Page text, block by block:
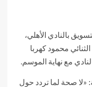
بالنادي الأهلي،
محمود كهربا
مع نهاية الموسم.
«لا صحة لما تردد حول